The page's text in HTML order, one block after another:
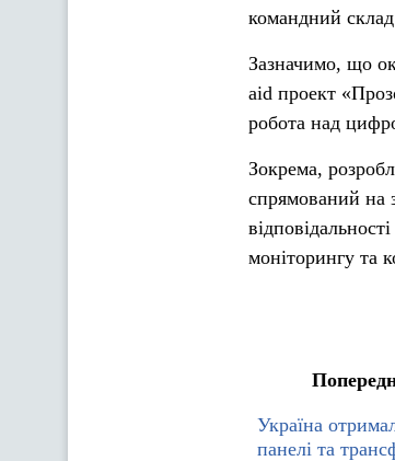
командний
Зазначимо, що
aid проект
робота над
Зокрема,
спрямований на
моніторингу та
Україна
панелі та